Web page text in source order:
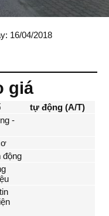
16/04/2018
giá
tự động (A/T)
-
động